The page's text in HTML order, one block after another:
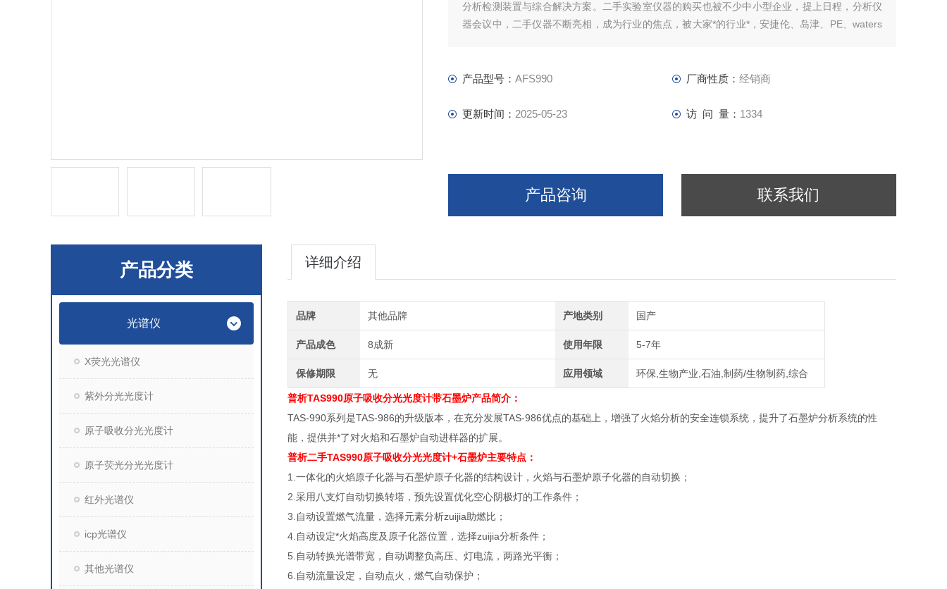
分析检测装置与综合解决方案。二手实验室仪器的购买也被不少中小型企业，提上日程，分析仪
器会议中，二手仪器不断亮相，成为行业的焦点，被大家*的行业*，安捷伦、岛津、PE、waters
产品型号： AFS990 厂商性质： 经销商
更新时间： 2025-05-23 访 问 量： 1334
产品咨询 联系我们
产品分类
光谱仪
X荧光光谱仪
紫外分光光度计
原子吸收分光光度计
原子荧光分光光度计
红外光谱仪
icp光谱仪
其他光谱仪
详细介绍
品牌 其他品牌 产地类别 国产
产品成色 8成新 使用年限 5-7年
保修期限 无 应用领域 环保,生物产业,石油,制药/生物制药,综合
普析TAS990原子吸收分光光度计带石墨炉产品简介：
TAS-990系列是TAS-986的升级版本，在充分发展TAS-986优点的基础上，增强了火焰分析的安全连锁系统，提升了石墨炉分析系统的性
能，提供并*了对火焰和石墨炉自动进样器的扩展。
普析二手TAS990原子吸收分光光度计+石墨炉主要特点：
1.一体化的火焰原子化器与石墨炉原子化器的结构设计，火焰与石墨炉原子化器的自动切换；
2.采用八支灯自动切换转塔，预先设置优化空心阴极灯的工作条件；
3.自动设置燃气流量，选择元素分析zuijia助燃比；
4.自动设定*火焰高度及原子化器位置，选择zuijia分析条件；
5.自动转换光谱带宽，自动调整负高压、灯电流，两路光平衡；
6.自动流量设定，自动点火，燃气自动保护；